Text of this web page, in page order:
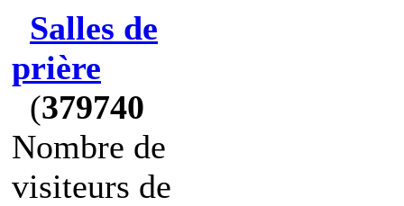
Salles de
prière
(379740
Nombre de
visiteurs de